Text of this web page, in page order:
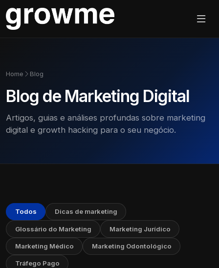
Home Blog
Blog de Marketing Digital
Artigos, guias e análises profundas sobre marketing
digital e growth hacking para o seu negócio.
Todos Dicas de marketing
Glossário do Marketing Marketing Jurídico
Marketing Médico Marketing Odontológico
Tráfego Pago